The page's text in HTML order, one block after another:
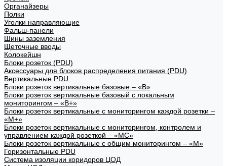
Органайзеры
Полки
Уголки направляющие
Фальш-панели
Шины заземления
Щеточные вводы
Колокейшн
Блоки розеток (PDU)
Аксессуары для блоков распределения питания (PDU)
Вертикальные PDU
Блоки розеток вертикальные базовые – «В»
Блоки розеток вертикальные базовый с локальным
мониторингом – «В+»
Блоки розеток вертикальные с мониторингом каждой розетки –
«М+»
Блоки розеток вертикальные с мониторингом, контролем и
управлением каждой розеткой – «МС»
Блоки розеток вертикальные с общим мониторингом – «М»
Горизонтальные PDU
Система изоляции коридоров ЦОД